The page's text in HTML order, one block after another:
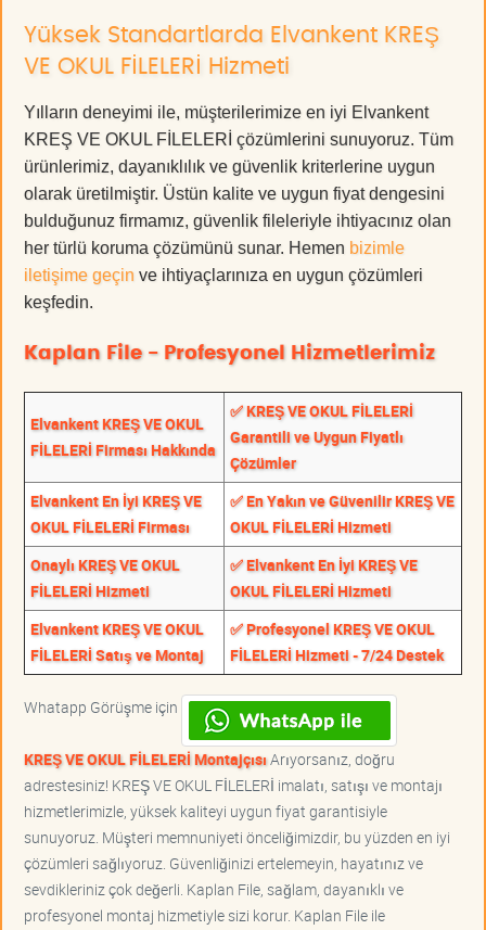
Yüksek Standartlarda Elvankent KREŞ
VE OKUL FİLELERİ Hizmeti
Yılların deneyimi ile, müşterilerimize en iyi Elvankent
KREŞ VE OKUL FİLELERİ çözümlerini sunuyoruz. Tüm
ürünlerimiz, dayanıklılık ve güvenlik kriterlerine uygun
olarak üretilmiştir. Üstün kalite ve uygun fiyat dengesini
bulduğunuz firmamız, güvenlik fileleriyle ihtiyacınız olan
her türlü koruma çözümünü sunar. Hemen bizimle
iletişime geçin ve ihtiyaçlarınıza en uygun çözümleri
keşfedin.
Kaplan File - Profesyonel Hizmetlerimiz
Elvankent KREŞ VE OKUL
FİLELERİ Firması Hakkında
✅ KREŞ VE OKUL FİLELERİ
Garantili ve Uygun Fiyatlı
Çözümler
Elvankent En İyi KREŞ VE
OKUL FİLELERİ Firması
✅ En Yakın ve Güvenilir KREŞ VE
OKUL FİLELERİ Hizmeti
Onaylı KREŞ VE OKUL
FİLELERİ Hizmeti
✅ Elvankent En İyi KREŞ VE
OKUL FİLELERİ Hizmeti
Elvankent KREŞ VE OKUL
FİLELERİ Satış ve Montaj
✅ Profesyonel KREŞ VE OKUL
FİLELERİ Hizmeti - 7/24 Destek
Whatapp Görüşme için
KREŞ VE OKUL FİLELERİ MontajçısıArıyorsanız, doğru
adrestesiniz! KREŞ VE OKUL FİLELERİ imalatı, satışı ve montajı
hizmetlerimizle, yüksek kaliteyi uygun fiyat garantisiyle
sunuyoruz. Müşteri memnuniyeti önceliğimizdir, bu yüzden en iyi
çözümleri sağlıyoruz. Güvenliğinizi ertelemeyin, hayatınız ve
sevdikleriniz çok değerli. Kaplan File, sağlam, dayanıklı ve
profesyonel montaj hizmetiyle sizi korur. Kaplan File ile